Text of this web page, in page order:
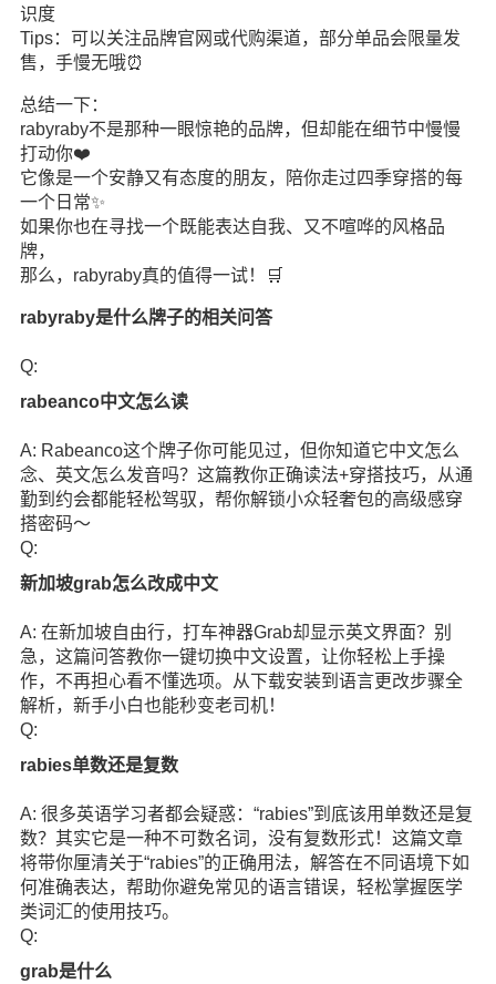
识度
Tips：可以关注品牌官网或代购渠道，部分单品会限量发
售，手慢无哦⏰
总结一下：
rabyraby不是那种一眼惊艳的品牌，但却能在细节中慢慢
打动你❤️
它像是一个安静又有态度的朋友，陪你走过四季穿搭的每
一个日常✨
如果你也在寻找一个既能表达自我、又不喧哗的风格品
牌，
那么，rabyraby真的值得一试！🛒
rabyraby是什么牌子的相关问答
Q:
rabeanco中文怎么读
A: Rabeanco这个牌子你可能见过，但你知道它中文怎么
念、英文怎么发音吗？这篇教你正确读法+穿搭技巧，从通
勤到约会都能轻松驾驭，帮你解锁小众轻奢包的高级感穿
搭密码～
Q:
新加坡grab怎么改成中文
A: 在新加坡自由行，打车神器Grab却显示英文界面？别
急，这篇问答教你一键切换中文设置，让你轻松上手操
作，不再担心看不懂选项。从下载安装到语言更改步骤全
解析，新手小白也能秒变老司机！
Q:
rabies单数还是复数
A: 很多英语学习者都会疑惑：“rabies”到底该用单数还是复
数？其实它是一种不可数名词，没有复数形式！这篇文章
将带你厘清关于“rabies”的正确用法，解答在不同语境下如
何准确表达，帮助你避免常见的语言错误，轻松掌握医学
类词汇的使用技巧。
Q:
grab是什么